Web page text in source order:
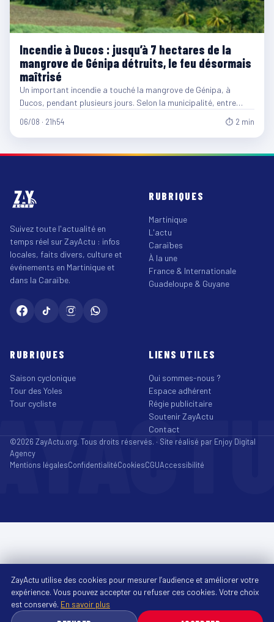
Incendie à Ducos : jusqu’à 7 hectares de la
mangrove de Génipa détruits, le feu désormais
maîtrisé
Un important incendie a touché la mangrove de Génipa, à
Ducos, pendant plusieurs jours. Selon la municipalité, entre…
06/08 · 21h54 ⏱ 2 min
Suivez toute l'actualité en
temps réel sur ZayActu : infos
locales, faits divers, culture et
événements en Martinique et
dans la Caraïbe.
RUBRIQUES
Martinique
L'actu
Caraïbes
À la une
France & Internationale
Guadeloupe & Guyane
RUBRIQUES
Saison cyclonique
Tour des Yoles
Tour cycliste
LIENS UTILES
Qui sommes-nous ?
Espace adhérent
Régie publicitaire
Soutenir ZayActu
Contact
©2026 ZayActu.org. Tous droits réservés. · Site réalisé par Enjoy Digital
Agency
Mentions légalesConfidentialitéCookiesCGUAccessibilité
ZayActu utilise des cookies pour mesurer l’audience et améliorer votre
expérience. Vous pouvez accepter ou refuser ces cookies. Votre choix
est conservé. En savoir plus